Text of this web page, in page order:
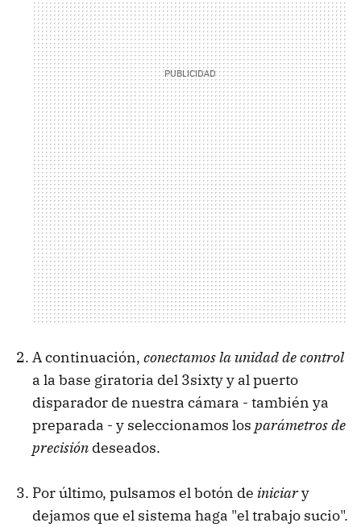
A continuación, conectamos la unidad de control
a la base giratoria del 3sixty y al puerto
disparador de nuestra cámara - también ya
preparada - y seleccionamos los parámetros de
precisión deseados.
Por último, pulsamos el botón de iniciary
dejamos que el sistema haga "el trabajo sucio".